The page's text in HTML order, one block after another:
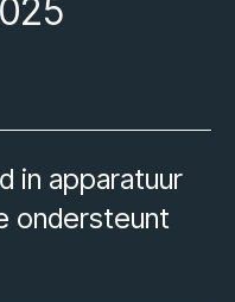
in apparatuur
ondersteunt